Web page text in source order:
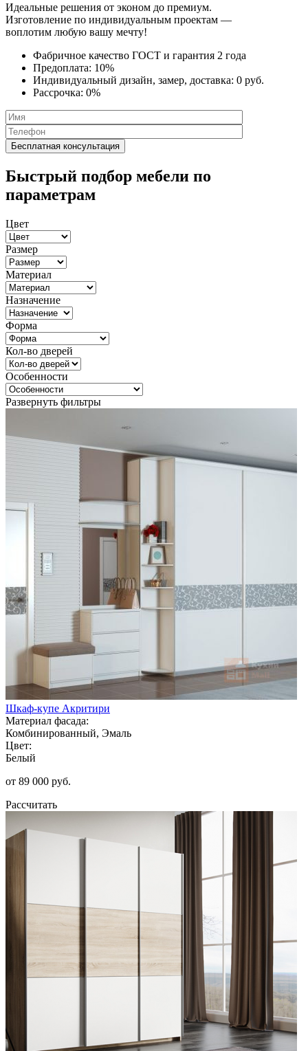
Идеальные решения от эконом до премиум.
Изготовление по индивидуальным проектам —
воплотим любую вашу мечту!
Фабричное качество ГОСТ и гарантия 2 года
Предоплата: 10%
Индивидуальный дизайн, замер, доставка: 0 руб.
Рассрочка: 0%
Быстрый подбор мебели по
параметрам
Цвет
Размер
Материал
Назначение
Форма
Кол-во дверей
Особенности
Развернуть фильтры
Шкаф-купе Акритири
Материал фасада:
Комбинированный, Эмаль
Цвет:
Белый
от 89 000 руб.
Рассчитать